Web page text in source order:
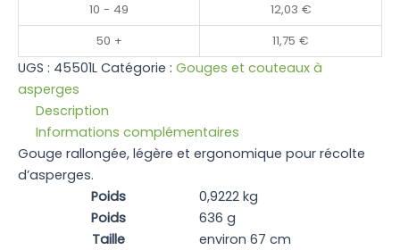
10 - 49
12,03 €
50 +
11,75 €
UGS : 45501L Catégorie : Gouges et couteaux à
asperges
Description
Informations complémentaires
Gouge rallongée, légère et ergonomique pour récolte
d’asperges.
Poids
0,9222 kg
Poids
636 g
Taille
environ 67 cm